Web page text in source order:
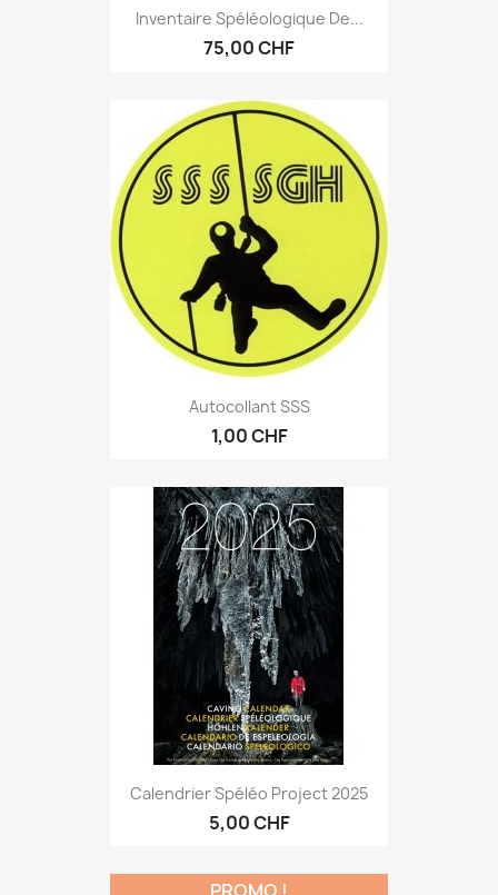
Inventaire Spéléologique De...
75,00 CHF
Autocollant SSS
1,00 CHF
Calendrier Spéléo Project 2025
5,00 CHF